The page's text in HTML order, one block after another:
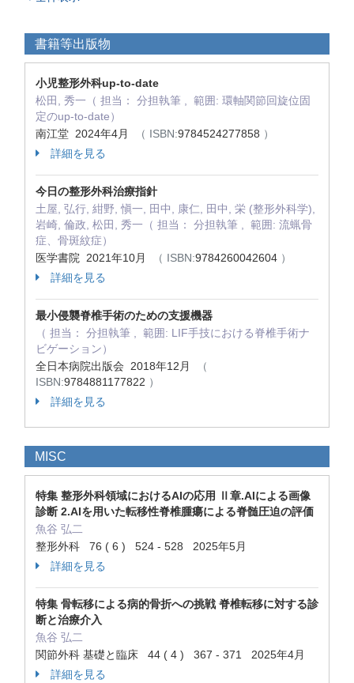
書籍等出版物
小児整形外科up‐to‐date
松田, 秀一（ 担当： 分担執筆 , 範囲: 環軸関節回旋位固
定のup-to-date）
南江堂 2024年4月
（ ISBN:9784524277858 ）
詳細を見る
今日の整形外科治療指針
土屋, 弘行, 紺野, 愼一, 田中, 康仁, 田中, 栄 (整形外科学),
岩崎, 倫政, 松田, 秀一（ 担当： 分担執筆 , 範囲: 流蝋骨
症、骨斑紋症）
医学書院 2021年10月
（ ISBN:9784260042604 ）
詳細を見る
最小侵襲脊椎手術のための支援機器
（ 担当： 分担執筆 , 範囲: LIF手技における脊椎手術ナ
ビゲーション）
全日本病院出版会 2018年12月
（
ISBN:9784881177822 ）
詳細を見る
MISC
特集 整形外科領域におけるAIの応用 Ⅱ章.AIによる画像
診断 2.AIを用いた転移性脊椎腫瘍による脊髄圧迫の評価
魚谷 弘二
整形外科 76 ( 6 ) 524 - 528 2025年5月
詳細を見る
特集 骨転移による病的骨折への挑戦 脊椎転移に対する診
断と治療介入
魚谷 弘二
関節外科 基礎と臨床 44 ( 4 ) 367 - 371 2025年4月
詳細を見る